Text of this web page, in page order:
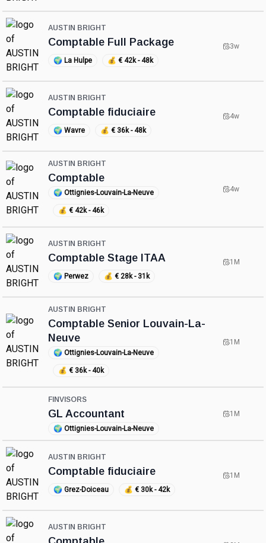
AUSTIN BRIGHT
Comptable Full Package
🌍 La Hulpe 💰€ 42k - 48k
3w
AUSTIN BRIGHT
Comptable fiduciaire
🌍 Wavre 💰€ 36k - 48k
4w
AUSTIN BRIGHT
Comptable
🌍 Ottignies-Louvain-La-Neuve
💰€ 42k - 46k
4w
AUSTIN BRIGHT
Comptable Stage ITAA
🌍 Perwez 💰€ 28k - 31k
1M
AUSTIN BRIGHT
Comptable Senior Louvain-La-
Neuve
🌍 Ottignies-Louvain-La-Neuve
💰€ 36k - 40k
1M
FINVISORS
GL Accountant
🌍 Ottignies-Louvain-La-Neuve
1M
AUSTIN BRIGHT
Comptable fiduciaire
🌍 Grez-Doiceau 💰€ 30k - 42k
1M
AUSTIN BRIGHT